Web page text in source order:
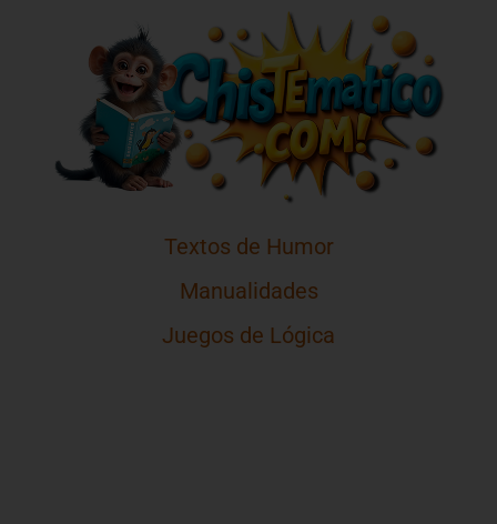
Textos de Humor
Manualidades
Juegos de Lógica